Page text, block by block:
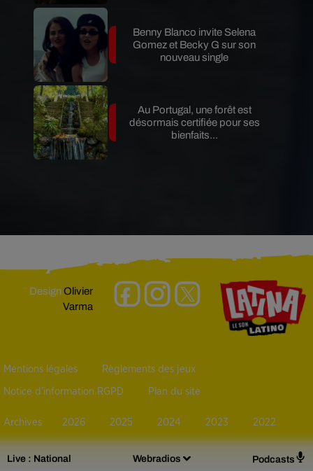
Live : National Webradios Podcasts
Benny Blanco invite Selena
Gomez et Becky G sur son
nouveau single
Au Portugal, une forêt est
désormais certifiée pour ses
bienfaits...
DesignOlivier
Varma
Mentions légales Règlements des jeux
Notice d’information RGPD Plan du site
Archives 2026 2025 2024 2023 2022